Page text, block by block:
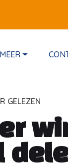
MEER
GELEZEN